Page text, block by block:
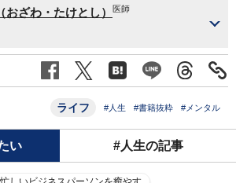
おざわ・たけとし） 医師
ライフ #人生 #書籍抜粋 #メンタル
い #人生の記事